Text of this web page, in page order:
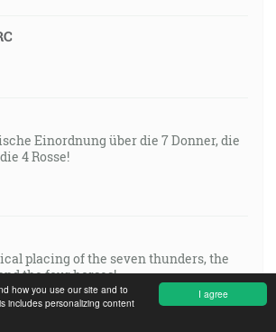
I agree
how you use our site and to
includes personalizing content
Einordnung über die 7 Donner, die
4 Rosse!
placing of the seven thunders, the
the four horses!